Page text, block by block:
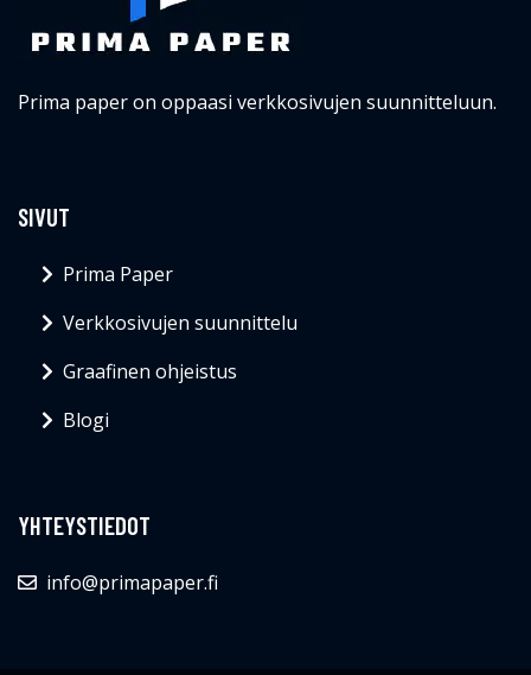
Prima paper on oppaasi verkkosivujen suunnitteluun.
SIVUT
Prima Paper
Verkkosivujen suunnittelu
Graafinen ohjeistus
Blogi
YHTEYSTIEDOT
info@primapaper.fi